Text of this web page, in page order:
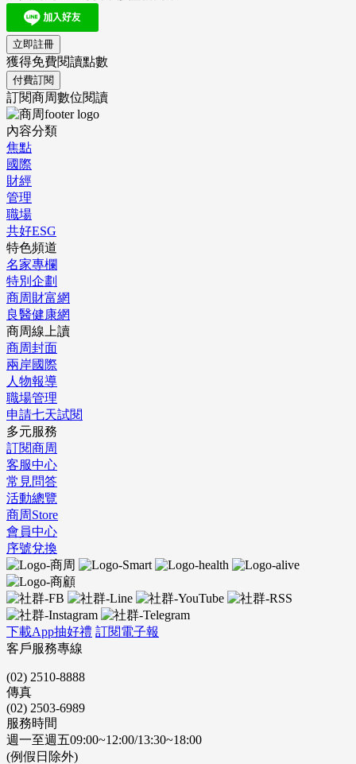
立即註冊
獲得免費閱讀點數
付費訂閱
訂閱商周數位閱讀
內容分類
焦點
國際
財經
管理
職場
共好ESG
特色頻道
名家專欄
特別企劃
商周財富網
良醫健康網
商周線上讀
商周封面
兩岸國際
人物報導
職場管理
申請七天試閱
多元服務
訂閱商周
客服中心
常見問答
活動總覽
商周Store
會員中心
序號兌換
下載App抽好禮 訂閱電子報
客戶服務專線
(02) 2510-8888
傳真
(02) 2503-6989
服務時間
週一至週五09:00~12:00/13:30~18:00
(例假日除外)